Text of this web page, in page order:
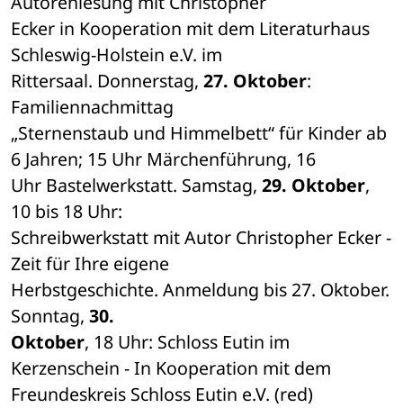
Ecker in Kooperation mit dem Literaturhaus
Schleswig-Holstein e.V. im
Rittersaal. Donnerstag, 27. Oktober:
Familiennachmittag
„Sternenstaub und Himmelbett“ für Kinder ab
6 Jahren; 15 Uhr Märchenführung, 16
Uhr Bastelwerkstatt. Samstag, 29. Oktober,
10 bis 18 Uhr:
Schreibwerkstatt mit Autor Christopher Ecker -
Zeit für Ihre eigene
Herbstgeschichte. Anmeldung bis 27. Oktober.
Sonntag, 30.
Oktober, 18 Uhr: Schloss Eutin im
Kerzenschein - In Kooperation mit dem
Freundeskreis Schloss Eutin e.V. (red)